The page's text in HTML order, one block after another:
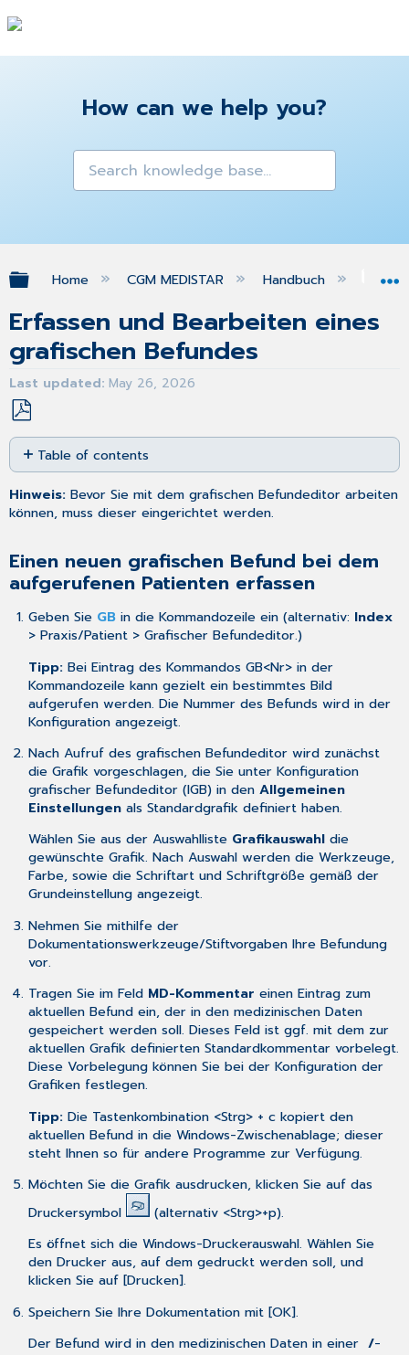
How can we help you?
Expand/collapse global hierarchy
Home CGM MEDISTAR Handbuch
Erfassen und Bearbeiten eines
grafischen Befundes
Last updated May 26, 2026
Save
as
PDF
Table of contents
neuen
grafischen
bei
dem
aufgerufenen
Patienten
erfassen
grafischen
Befund
aus
den
Daten
heraus
aufrufen/bearbeiten
Hinweis:Bevor Sie mit dem grafischen Befundeditor arbeiten
können, muss diesereingerichtet werden.
Einen neuen grafischen Befund bei dem
aufgerufenen Patienten erfassen
Geben Sie GBin die Kommandozeile ein (alternativ: Index
> Praxis/Patient > Grafischer Befundeditor.)
Tipp: Bei Eintrag des Kommandos GB<Nr> in der
Kommandozeile kann gezielt ein bestimmtes Bild
aufgerufen werden. Die Nummer des Befunds wird in der
Konfigurationangezeigt.
Nach Aufruf des grafischen Befundeditor wird zunächst
die Grafik vorgeschlagen, die Sie unter Konfiguration
grafischer Befundeditor (IGB)in den Allgemeinen
Einstellungenals Standardgrafik definiert haben.
Wählen Sie aus der Auswahlliste Grafikauswahldie
gewünschte Grafik. Nach Auswahl werden die Werkzeuge,
Farbe, sowie die Schriftart und Schriftgröße gemäß der
Grundeinstellung angezeigt.
Nehmen Sie mithilfe der
Dokumentationswerkzeuge/StiftvorgabenIhre Befundung
vor.
Tragen Sie im Feld MD-Kommentar einen Eintrag zum
aktuellen Befund ein, der in den medizinischen Daten
gespeichert werden soll. Dieses Feld ist ggf. mit dem zur
aktuellen Grafik definierten Standardkommentar vorbelegt.
Diese Vorbelegung können Sie bei der Konfigurationder
Grafiken festlegen.
Tipp: Die Tastenkombination <Strg> + c kopiert den
aktuellen Befund in die Windows-Zwischenablage; dieser
steht Ihnen so für andere Programme zur Verfügung.
Möchten Sie die Grafik ausdrucken, klicken Sie auf das
Druckersymbol
(alternativ <Strg>+p).
Es öffnet sich die Windows-Druckerauswahl. Wählen Sie
den Drucker aus, auf dem gedruckt werden soll, und
klicken Sie auf [Drucken].
Speichern Sie Ihre Dokumentation mit [OK].
Der Befund wird in den medizinischen Daten in einer /-